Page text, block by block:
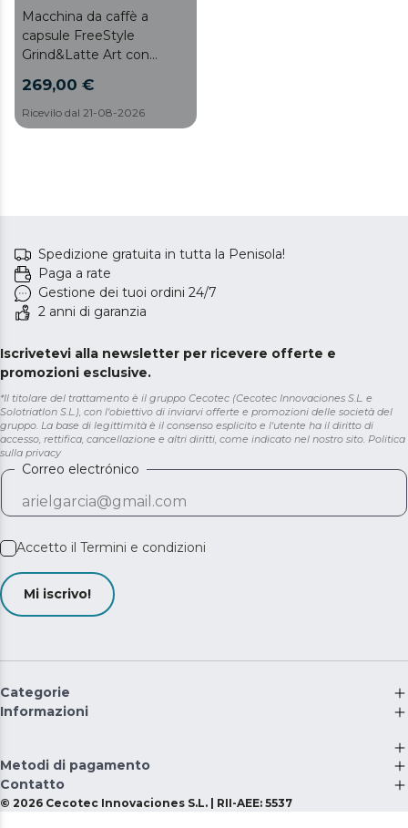
Macchina da caffè a
capsule FreeStyle
Grind&Latte Art con
per il latte.
269,00 €
Ricevilo dal 21-08-2026
Spedizione gratuita in tutta la Penisola!
Paga a rate
Gestione dei tuoi ordini 24/7
2 anni di garanzia
Iscrivetevi alla newsletter per ricevere offerte e
promozioni esclusive.
*Il titolare del trattamento è il gruppo Cecotec (Cecotec Innovaciones S.L. e
Solotriatlon S.L.), con l'obiettivo di inviarvi offerte e promozioni delle società del
gruppo. La base di legittimità è il consenso esplicito e l'utente ha il diritto di
accesso, rettifica, cancellazione e altri diritti, come indicato nel nostro sito. Politica
sulla privacy
Correo electrónico
Accetto il Termini e condizioni
Mi iscrivo!
Categorie
Informazioni
Metodi di pagamento
Contatto
© 2026 Cecotec Innovaciones S.L. | RII-AEE: 5537